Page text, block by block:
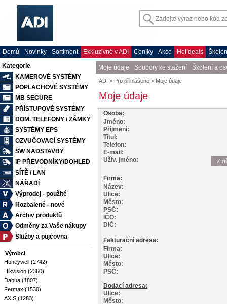
Domů Novinky Sortiment Exkluzivně v ADI Ceníky Akce Hot deals
Kategorie
KAMEROVÉ SYSTÉMY
POPLACHOVÉ SYSTÉMY
MB SECURE
PŘÍSTUPOVÉ SYSTÉMY
DOM. TELEFONY / ZÁMKY
SYSTÉMY EPS
OZVUČOVACÍ SYSTÉMY
SW NADSTAVBY
IP PŘEVODNÍKY/DOHLED
SÍTĚ / LAN
NÁŘADÍ
Výprodej - použité
Rozbalené - nové
Archiv produktů
Odměny za Vaše nákupy
Služby a půjčovna
Výrobci
Honeywell (2742)
Hikvision (2360)
Dahua (1807)
Fermax (1530)
AXIS (1283)
Moje údaje Soubory ke stažení Školení a